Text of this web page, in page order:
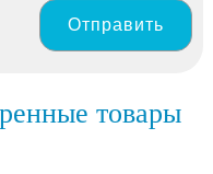
Отправить
товары